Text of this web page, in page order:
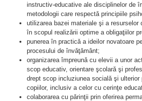
instructiv-educative ale disciplinelor de
metodologii care respectǎ principiile
utilizarea bazei materiale şi a resurselor
în scopul realizǎrii optime a obligaţiilor
punerea în practicǎ a ideilor novatoare
procesului de învǎţǎmânt;
organizarea împreunǎ cu elevii a unor
scop educativ, orientare şcolarǎ şi
drept scop incluziunea socialǎ şi ulterior
copiilor, inclusiv a celor cu cerinţe
colaborarea cu pǎrinţii prin oferirea